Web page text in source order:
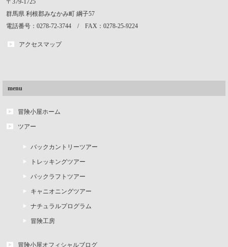
〒379-1725
群馬県 利根郡みなかみ町 綱子57
電話番号：0278-72-3744 / FAX：0278-25-9224
アクセスマップ
menu
冒険小屋ホーム
ツアー
バックカントリーツアー
トレッキングツアー
パックラフトツアー
キャニオニングツアー
ナチュラルプログラム
冒険工房
冒険小屋オフィシャルブログ